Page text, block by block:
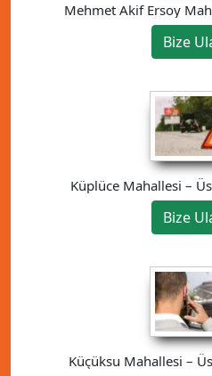
Mehmet Akif Ersoy
Bize
Küplüce Mahallesi –
Bize
Küçüksu Mahallesi –